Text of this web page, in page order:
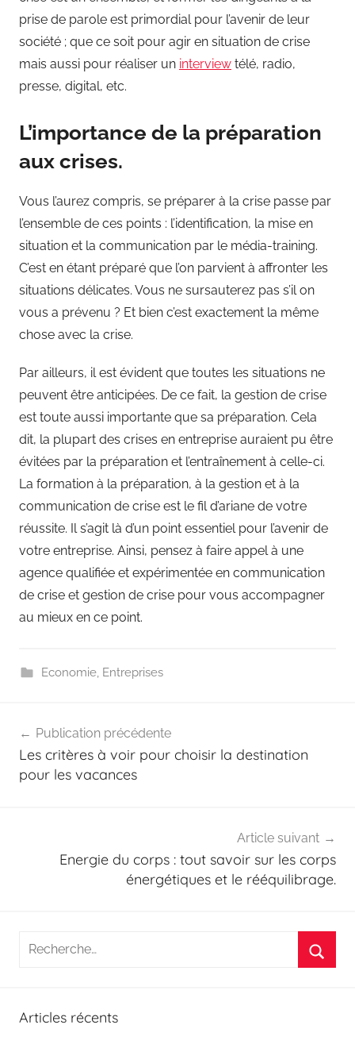
prise de parole est primordial pour l’avenir de leur
société ; que ce soit pour agir en situation de crise
mais aussi pour réaliser un interview télé, radio,
presse, digital, etc.
L’importance de la préparation
aux crises.
Vous l’aurez compris, se préparer à la crise passe par
l’ensemble de ces points : l’identification, la mise en
situation et la communication par le média-training.
C’est en étant préparé que l’on parvient à affronter les
situations délicates. Vous ne sursauterez pas s’il on
vous a prévenu ? Et bien c’est exactement la même
chose avec la crise.
Par ailleurs, il est évident que toutes les situations ne
peuvent être anticipées. De ce fait, la gestion de crise
est toute aussi importante que sa préparation. Cela
dit, la plupart des crises en entreprise auraient pu être
évitées par la préparation et l’entraînement à celle-ci.
La formation à la préparation, à la gestion et à la
communication de crise est le fil d’ariane de votre
réussite. Il s’agit là d’un point essentiel pour l’avenir de
votre entreprise. Ainsi, pensez à faire appel à une
agence qualifiée et expérimentée en communication
de crise et gestion de crise pour vous accompagner
au mieux en ce point.
Economie, Entreprises
de
l’article
Publication précédente
Les critères à voir pour choisir la destination
pour les vacances
Article suivant
Energie du corps : tout savoir sur les corps
énergétiques et le rééquilibrage.
Recherche
Articles récents